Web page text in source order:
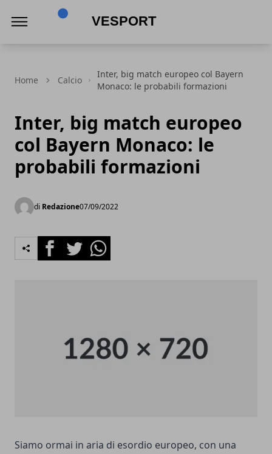
Home Calcio
Inter, big match europeo col Bayern
Monaco: le probabili formazioni
Inter, big match europeo
col Bayern Monaco: le
probabili formazioni
di Redazione07/09/2022
FacebookTwitterWhatsapp
Siamo ormai in aria di esordio europeo, con una